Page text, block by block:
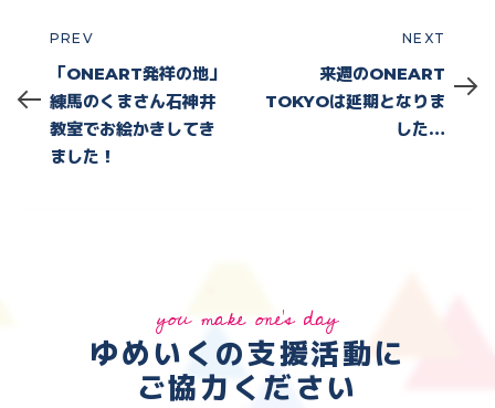
Prev
PREV
「ONEART発祥の地」
練馬のくまさん石神井
教室でお絵かきしてき
ました！
NEXT
来週のONEART
TOKYOは延期となりま
した…
you make one's day
ゆめいくの支援活動に
ご協力ください